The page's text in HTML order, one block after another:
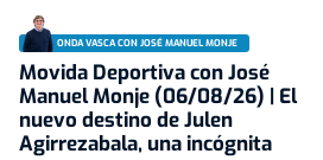
ONDA VASCA CON JOSÉ MANUEL MONJE
Movida Deportiva con José
Manuel Monje (06/08/26) | El
nuevo destino de Julen
Agirrezabala, una incógnita